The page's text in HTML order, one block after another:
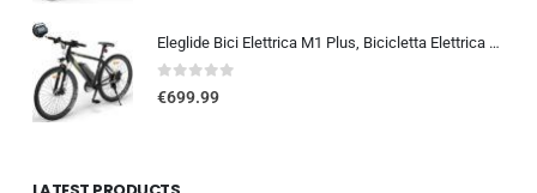
Eleglide Bici Elettrica M1 Plus, Bicicletta Elettrica 27,5″, Mountain Bike Elettrica, mtb elettrica Batteria Rimovibile 12,5 Ah, 21 Velocità, bicicletta elettrica pedalata assistita
0out of 5
€699.99